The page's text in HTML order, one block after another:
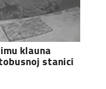
klauna
stanici